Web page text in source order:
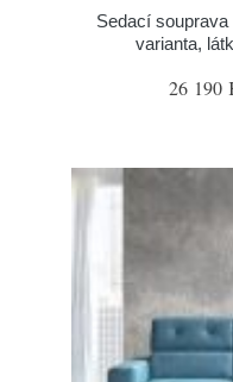
Sedací
varianta,
26 190